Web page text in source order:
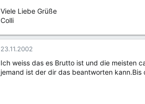
Viele Liebe Grüße
Colli
23.11.2002
Ich weiss das es Brutto ist und die meisten
jemand ist der dir das beantworten kann.Bis